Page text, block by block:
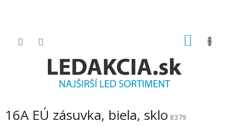
16A EÚ zásuvka, biela, sklo 8379